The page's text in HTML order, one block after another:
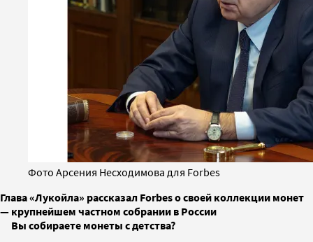
Фото Арсения Несходимова для Forbes
Глава «Лукойла» рассказал Forbes о своей коллекции монет
— крупнейшем частном собрании в России
Вы собираете монеты с детства?